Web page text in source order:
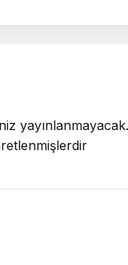
yayınlanmayacak.